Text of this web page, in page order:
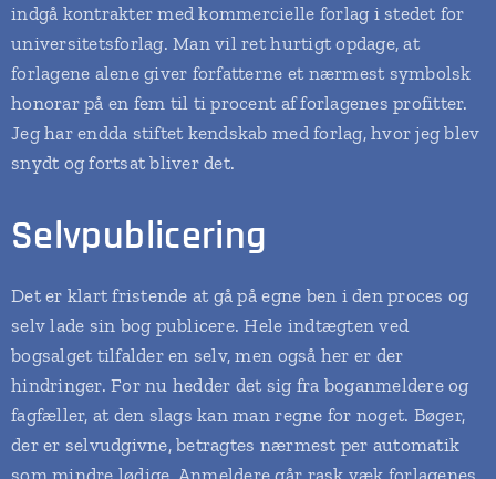
indgå kontrakter med kommercielle forlag i stedet for
universitetsforlag. Man vil ret hurtigt opdage, at
forlagene alene giver forfatterne et nærmest symbolsk
honorar på en fem til ti procent af forlagenes profitter.
Jeg har endda stiftet kendskab med forlag, hvor jeg blev
snydt og fortsat bliver det.
Selvpublicering
Det er klart fristende at gå på egne ben i den proces og
selv lade sin bog publicere. Hele indtægten ved
bogsalget tilfalder en selv, men også her er der
hindringer. For nu hedder det sig fra boganmeldere og
fagfæller, at den slags kan man regne for noget. Bøger,
der er selvudgivne, betragtes nærmest per automatik
som mindre lødige. Anmeldere går rask væk forlagenes